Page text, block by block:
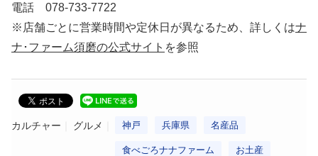
電話 078-733-7722
※店舗ごとに営業時間や定休日が異なるため、詳しくはナ
ナ･ファーム須磨の公式サイト を参照
カルチャー グルメ 神戸 兵庫県 名産品
食べごろナナファーム お土産